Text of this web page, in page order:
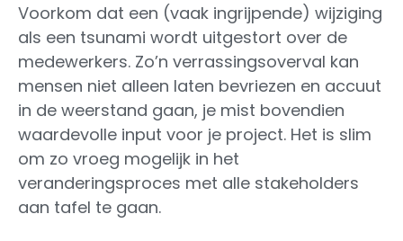
Voorkom dat een (vaak ingrijpende) wijziging
als een tsunami wordt uitgestort over de
medewerkers. Zo’n verrassingsoverval kan
mensen niet alleen laten bevriezen en accuut
in de weerstand gaan, je mist bovendien
waardevolle input voor je project. Het is slim
om zo vroeg mogelijk in het
veranderingsproces met alle stakeholders
aan tafel te gaan.